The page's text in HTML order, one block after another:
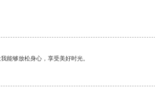
能够放松身心，享受美好时光。